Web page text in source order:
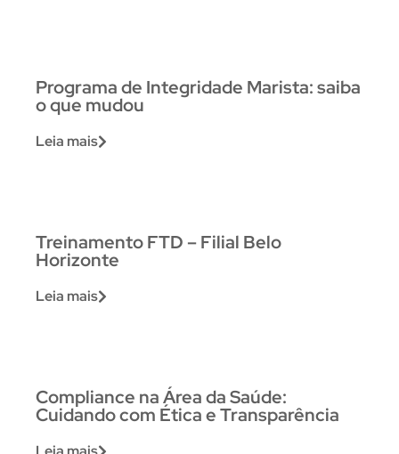
Programa de Integridade Marista: saiba
o que mudou
Leia mais
Treinamento FTD – Filial Belo
Horizonte
Leia mais
Compliance na Área da Saúde:
Cuidando com Ética e Transparência